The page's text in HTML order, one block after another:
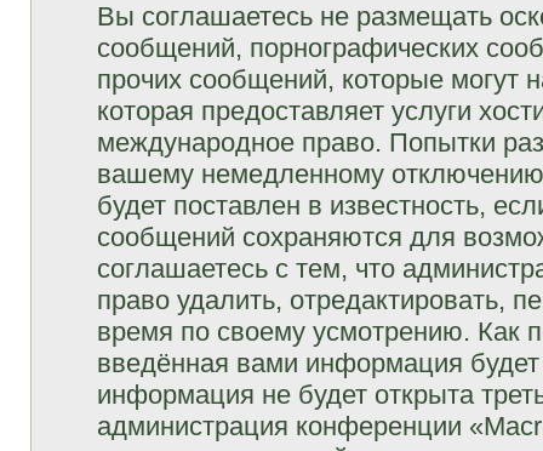
Вы соглашаетесь не размещать
сообщений, порнографических
прочих сообщений, которые могут
которая предоставляет услуги
международное право. Попытки
вашему немедленному
будет поставлен в известность,
сообщений сохраняются для
соглашаетесь с тем, что
право удалить, отредактировать,
время по своему усмотрению. Как
введённая вами информация
информация не будет открыта
администрация конференции